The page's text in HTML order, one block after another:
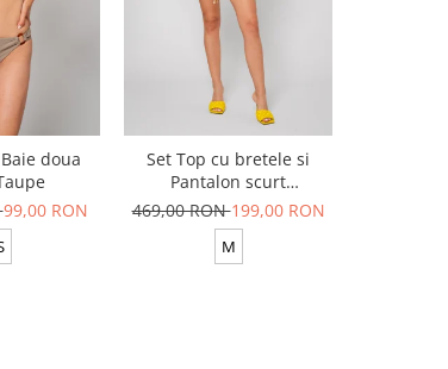
doua
99,00 RON
Set Top cu bretele si
Pantalon scurt
Yellow/White
469,00 RON199,00 RON
M